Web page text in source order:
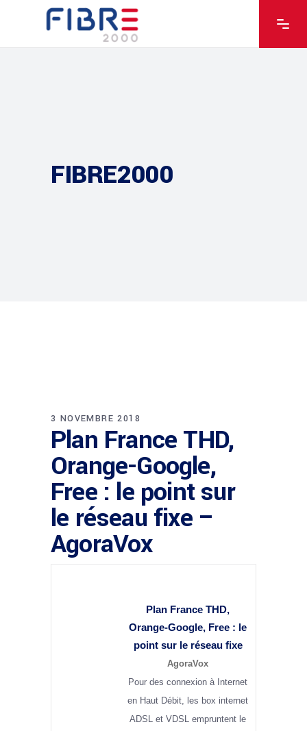
FIBRE2000
3 NOVEMBRE 2018
Plan France THD,
Orange-Google,
Free : le point sur
le réseau fixe –
AgoraVox
Plan France THD,
Orange-Google, Free : le
point sur le réseau fixe
AgoraVox
Pour des connexion à Internet
en Haut Débit, les box internet
ADSL et VDSL empruntent le